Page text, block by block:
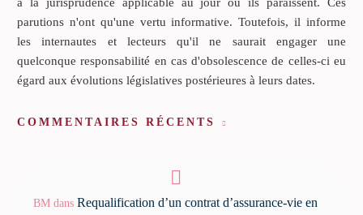
à la jurisprudence applicable au jour où ils paraissent. Ces
parutions n'ont qu'une vertu informative. Toutefois, il informe
les internautes et lecteurs qu'il ne saurait engager une
quelconque responsabilité en cas d'obsolescence de celles-ci eu
égard aux évolutions législatives postérieures à leurs dates.
COMMENTAIRES RÉCENTS
BM dans Requalification d’un contrat d’assurance-vie en